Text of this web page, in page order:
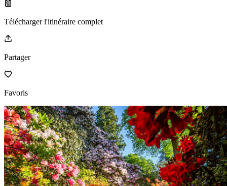
Télécharger l'itinéraire complet
Partager
Favoris